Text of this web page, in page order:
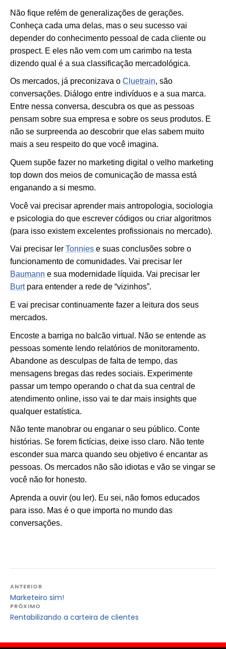
Não fique refém de generalizações de gerações.
Conheça cada uma delas, mas o seu sucesso vai
depender do conhecimento pessoal de cada cliente ou
prospect. E eles não vem com um carimbo na testa
dizendo qual é a sua classificação mercadológica.
Os mercados, já preconizava o Cluetrain, são
conversações. Diálogo entre indivíduos e a sua marca.
Entre nessa conversa, descubra os que as pessoas
pensam sobre sua empresa e sobre os seus produtos. E
não se surpreenda ao descobrir que elas sabem muito
mais a seu respeito do que você imagina.
Quem supõe fazer no marketing digital o velho marketing
top down dos meios de comunicação de massa está
enganando a si mesmo.
Você vai precisar aprender mais antropologia, sociologia
e psicologia do que escrever códigos ou criar algoritmos
(para isso existem excelentes profissionais no mercado).
Vai precisar ler Tonnies e suas conclusões sobre o
funcionamento de comunidades. Vai precisar ler
Baumann e sua modernidade líquida. Vai precisar ler
Burtpara entender a rede de “vizinhos”.
E vai precisar continuamente fazer a leitura dos seus
mercados.
Encoste a barriga no balcão virtual. Não se entende as
pessoas somente lendo relatórios de monitoramento.
Abandone as desculpas de falta de tempo, das
mensagens bregas das redes sociais. Experimente
passar um tempo operando o chat da sua central de
atendimento online, isso vai te dar mais insights que
qualquer estatística.
Não tente manobrar ou enganar o seu público. Conte
histórias. Se forem fictícias, deixe isso claro. Não tente
esconder sua marca quando seu objetivo é encantar as
pessoas. Os mercados não são idiotas e vão se vingar se
você não for honesto.
Aprenda a ouvir (ou ler). Eu sei, não fomos educados
para isso. Mas é o que importa no mundo das
conversações.
Navegação
de
Post
ANTERIOR
Marketeiro sim!
PRÓXIMO
Rentabilizando a carteira de clientes